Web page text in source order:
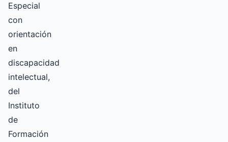
Especial
con
orientación
en
discapacidad
intelectual,
del
Instituto
de
Formación